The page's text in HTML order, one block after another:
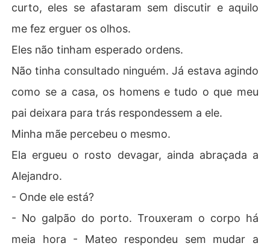
curto, eles se afastaram sem discutir e aquilo
me fez erguer os olhos.
Eles não tinham esperado ordens.
Não tinha consultado ninguém. Já estava agindo
como se a casa, os homens e tudo o que meu
pai deixara para trás respondessem a ele.
Minha mãe percebeu o mesmo.
Ela ergueu o rosto devagar, ainda abraçada a
Alejandro.
- Onde ele está?
- No galpão do porto. Trouxeram o corpo há
meia hora - Mateo respondeu sem mudar a